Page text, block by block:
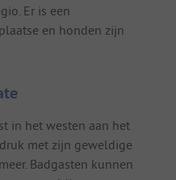
Er is een
en honden zijn
in het westen aan het
met zijn geweldige
Badgasten kunnen